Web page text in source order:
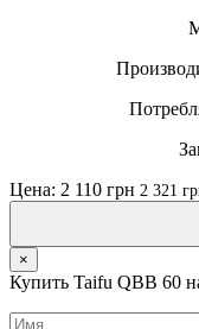
Цена: 2 110 грн 2 321
×
Купить Taifu QBB 60